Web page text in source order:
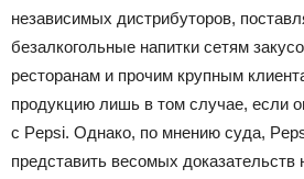
независимых дистрибуторов,
безалкогольные напитки сетям
ресторанам и прочим крупным
продукцию лишь в том случае, если
с Pepsi. Однако, по мнению суда,
представить весомых доказательств